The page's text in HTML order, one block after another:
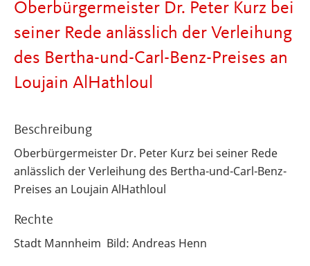
Oberbürgermeister Dr. Peter Kurz bei
seiner Rede anlässlich der Verleihung
des Bertha-und-Carl-Benz-Preises an
Loujain AlHathloul
Beschreibung
Oberbürgermeister Dr. Peter Kurz bei seiner Rede
anlässlich der Verleihung des Bertha-und-Carl-Benz-
Preises an Loujain AlHathloul
Rechte
Stadt Mannheim Bild: Andreas Henn